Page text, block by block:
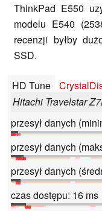
ThinkPad E550
modelu E540
recenzji byłby
SSD.
HD Tune
Hitachi Travelstar
przesył danych
przesył danych
przesył danych
czas dostępu: 16 ms